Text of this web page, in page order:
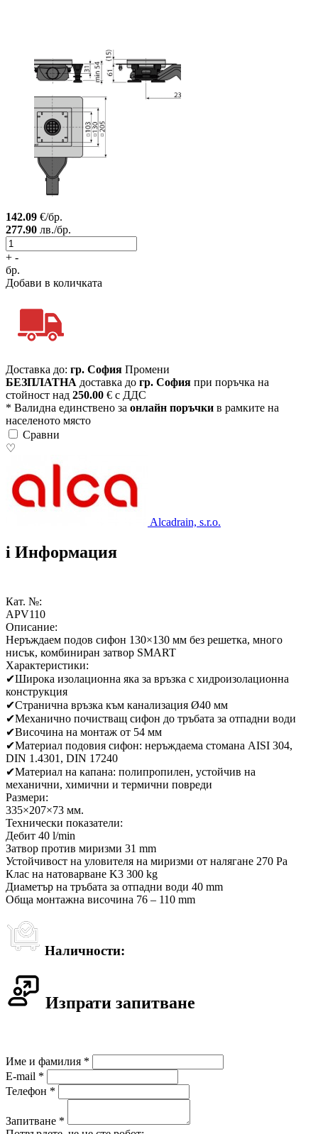
142.09 €/бр.
277.90 лв./бр.
+ -
бр.
Добави в количката
Доставка до: гр. София Промени
БЕЗПЛАТНА доставка до гр. София при поръчка на
стойност над 250.00 € с ДДС
* Валидна единствено за онлайн поръчки в рамките на
населеното място
Сравни
♡
Alcadrain, s.r.o.
i Информация
Кат. №:
APV110
Описание:
Неръждаем подов сифон 130×130 мм без решетка, много
нисък, комбиниран затвор SMART
Характеристики:
✔Широка изолационна яка за връзка с хидроизолационна
конструкция
✔Странична връзка към канализация Ø40 мм
✔Механично почистващ сифон до тръбата за отпадни води
✔Височина на монтаж от 54 мм
✔Материал подовия сифон: неръждаема стомана AISI 304,
DIN 1.4301, DIN 17240
✔Материал на капана: полипропилен, устойчив на
механични, химични и термични повреди
Размери:
335×207×73 мм.
Технически показатели:
Дебит 40 l/min
Затвор против миризми 31 mm
Устойчивост на уловителя на миризми от налягане 270 Pa
Клас на натоварване K3 300 kg
Диаметър на тръбата за отпадни води 40 mm
Обща монтажна височина 76 – 110 mm
Наличности:
Изпрати запитване
Име и фамилия *
E-mail *
Телефон *
Запитване *